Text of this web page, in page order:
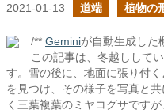
2021-01-13 道端 植物の
/** Geminiが自動生成した
この記事は、冬越しして
す。雪の後に、地面に張り付
を見つけ、その様子を写真と
く三葉複葉のミヤコグサです